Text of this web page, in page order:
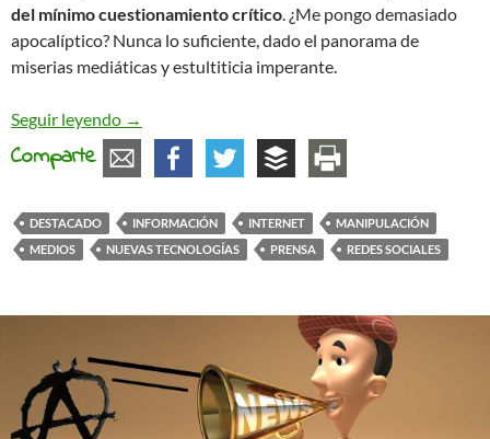
del mínimo cuestionamiento crítico. ¿Me pongo demasiado
apocalíptico? Nunca lo suficiente, dado el panorama de
miserias mediáticas y estultiticia imperante.
Seguir leyendo A vueltas sobre la manipulación en los medios
→
Comparte
DESTACADO INFORMACIÓN INTERNET
MANIPULACIÓN
MEDIOS
NUEVAS TECNOLOGÍAS PRENSA REDES SOCIALES